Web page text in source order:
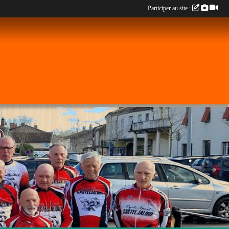
Participer au site :
•